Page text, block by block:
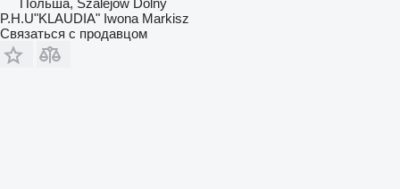
P.H.U"KLAUDIA" Iwona Markisz
Связаться с продавцом